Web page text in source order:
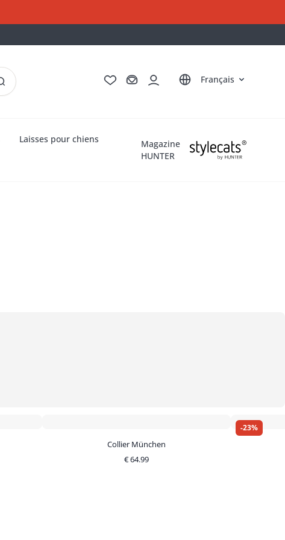
Deutsch
English
Italiano
Nederlands
Français
Laisses pour chiens
Magazine
HUNTER
Collier München
€64.99
-23%